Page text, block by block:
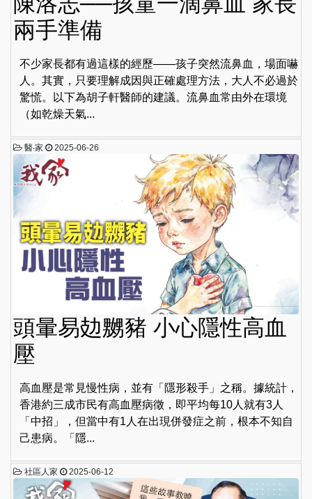
兩手準備
不少家長都有過這樣的經歷——孩子突然流鼻血，場面嚇
人。其實，只要理解成因與正確處理方法，大人不必過於
驚慌。以下為胡子軒醫師的建議。流鼻血常由外在環境
（如乾燥天氣...
醫‧家 2025-06-26
頭暈易攰嬲豬 小心隱性高血
壓
高血壓是常見慢性病，並有「隱形殺手」之稱。據統計，
香港約三成市民有高血壓病徵，即平均每10人就有3人
「中招」，但當中有1人在出現併發症之前，根本不知自
己患病。「隱...
社區人家 2025-06-12